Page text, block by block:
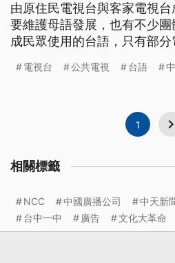
由原住民電視台與客家電視台
要維護母語發展，也有不少
成民眾使用的台語，只有部
所以有不少關心這個議題的
電視台 公共電視 台語
1
相關標籤
NCC 中國廣播公司 中天新
台中一中
廣告 文化大革命